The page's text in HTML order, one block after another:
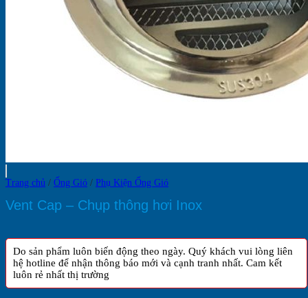
Trang chủ / Ống Gió / Phụ Kiện Ống Gió
Vent Cap – Chụp thông hơi Inox
Do sản phẩm luôn biến động theo ngày. Quý khách vui lòng liên
hệ hotline để nhận thông báo mới và cạnh tranh nhất. Cam kết
luôn rẻ nhất thị trường